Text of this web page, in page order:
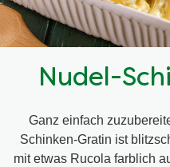
Nudel-
Ganz einfach
Schinken-Gratin ist
mit etwas Rucola farblich